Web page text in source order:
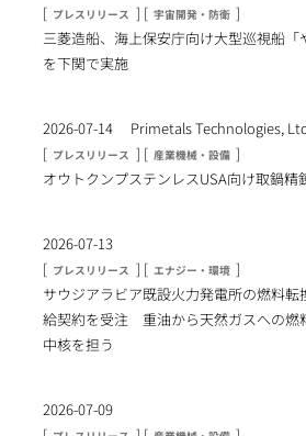
[ プレスリリース ] [ 宇宙開発・防衛 ]
三菱造船、海上保安庁向け大型巡視船
を下関で実施
2026-07-14
Primetals Technologies,
[ プレスリリース ] [ 産業機械・設備 ]
オウトクンプステンレスUSA向け取鍋精
2026-07-13
[ プレスリリース ] [ エナジー・環境 ]
サウジアラビア既設火力発電所の燃料
給契約を受注 重油から天然ガスへの燃
中核を担う
2026-07-09